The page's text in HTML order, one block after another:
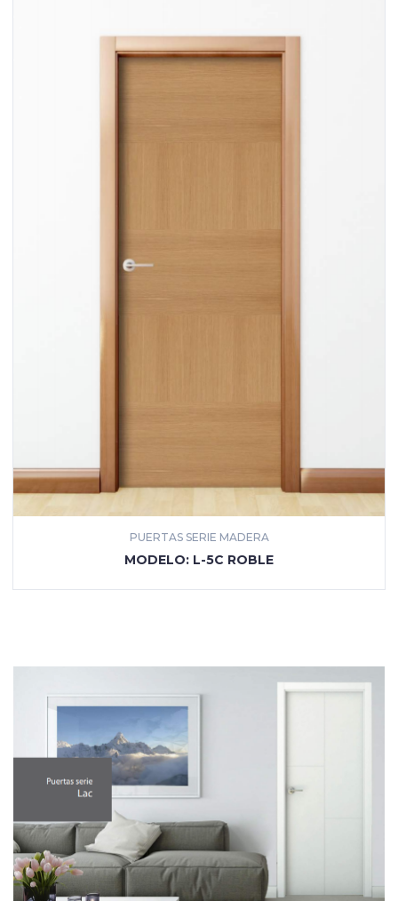
PUERTAS SERIE MADERA
MODELO: L-5C ROBLE
MÁS INFORMACIÓN